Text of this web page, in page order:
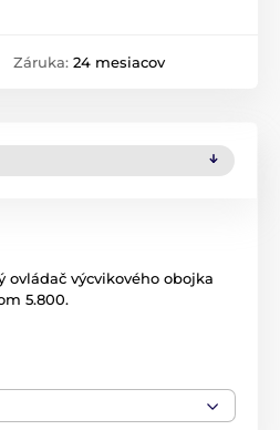
Záruka: 24 mesiacov
ovládač výcvikového obojka
5.800.
už zakúpenému tovaru z